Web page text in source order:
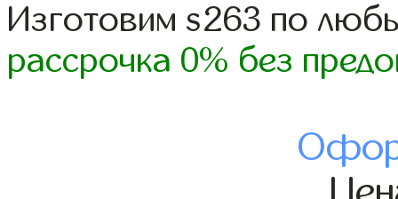
Изготовим s263 по
рассрочка 0% без